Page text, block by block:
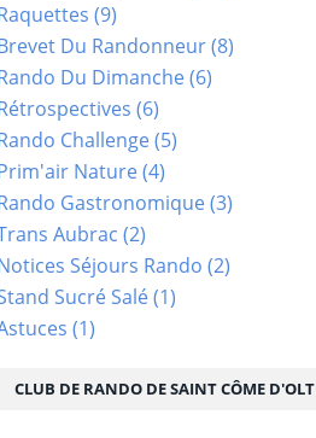
(9)
Du Randonneur(8)
Du Dimanche(6)
(6)
Challenge(5)
Nature(4)
Gastronomique(3)
Aubrac (2)
Séjours Rando (2)
Sucré Salé(1)
(1)
CLUB DE RANDO DE SAINT CÔME D'OLT